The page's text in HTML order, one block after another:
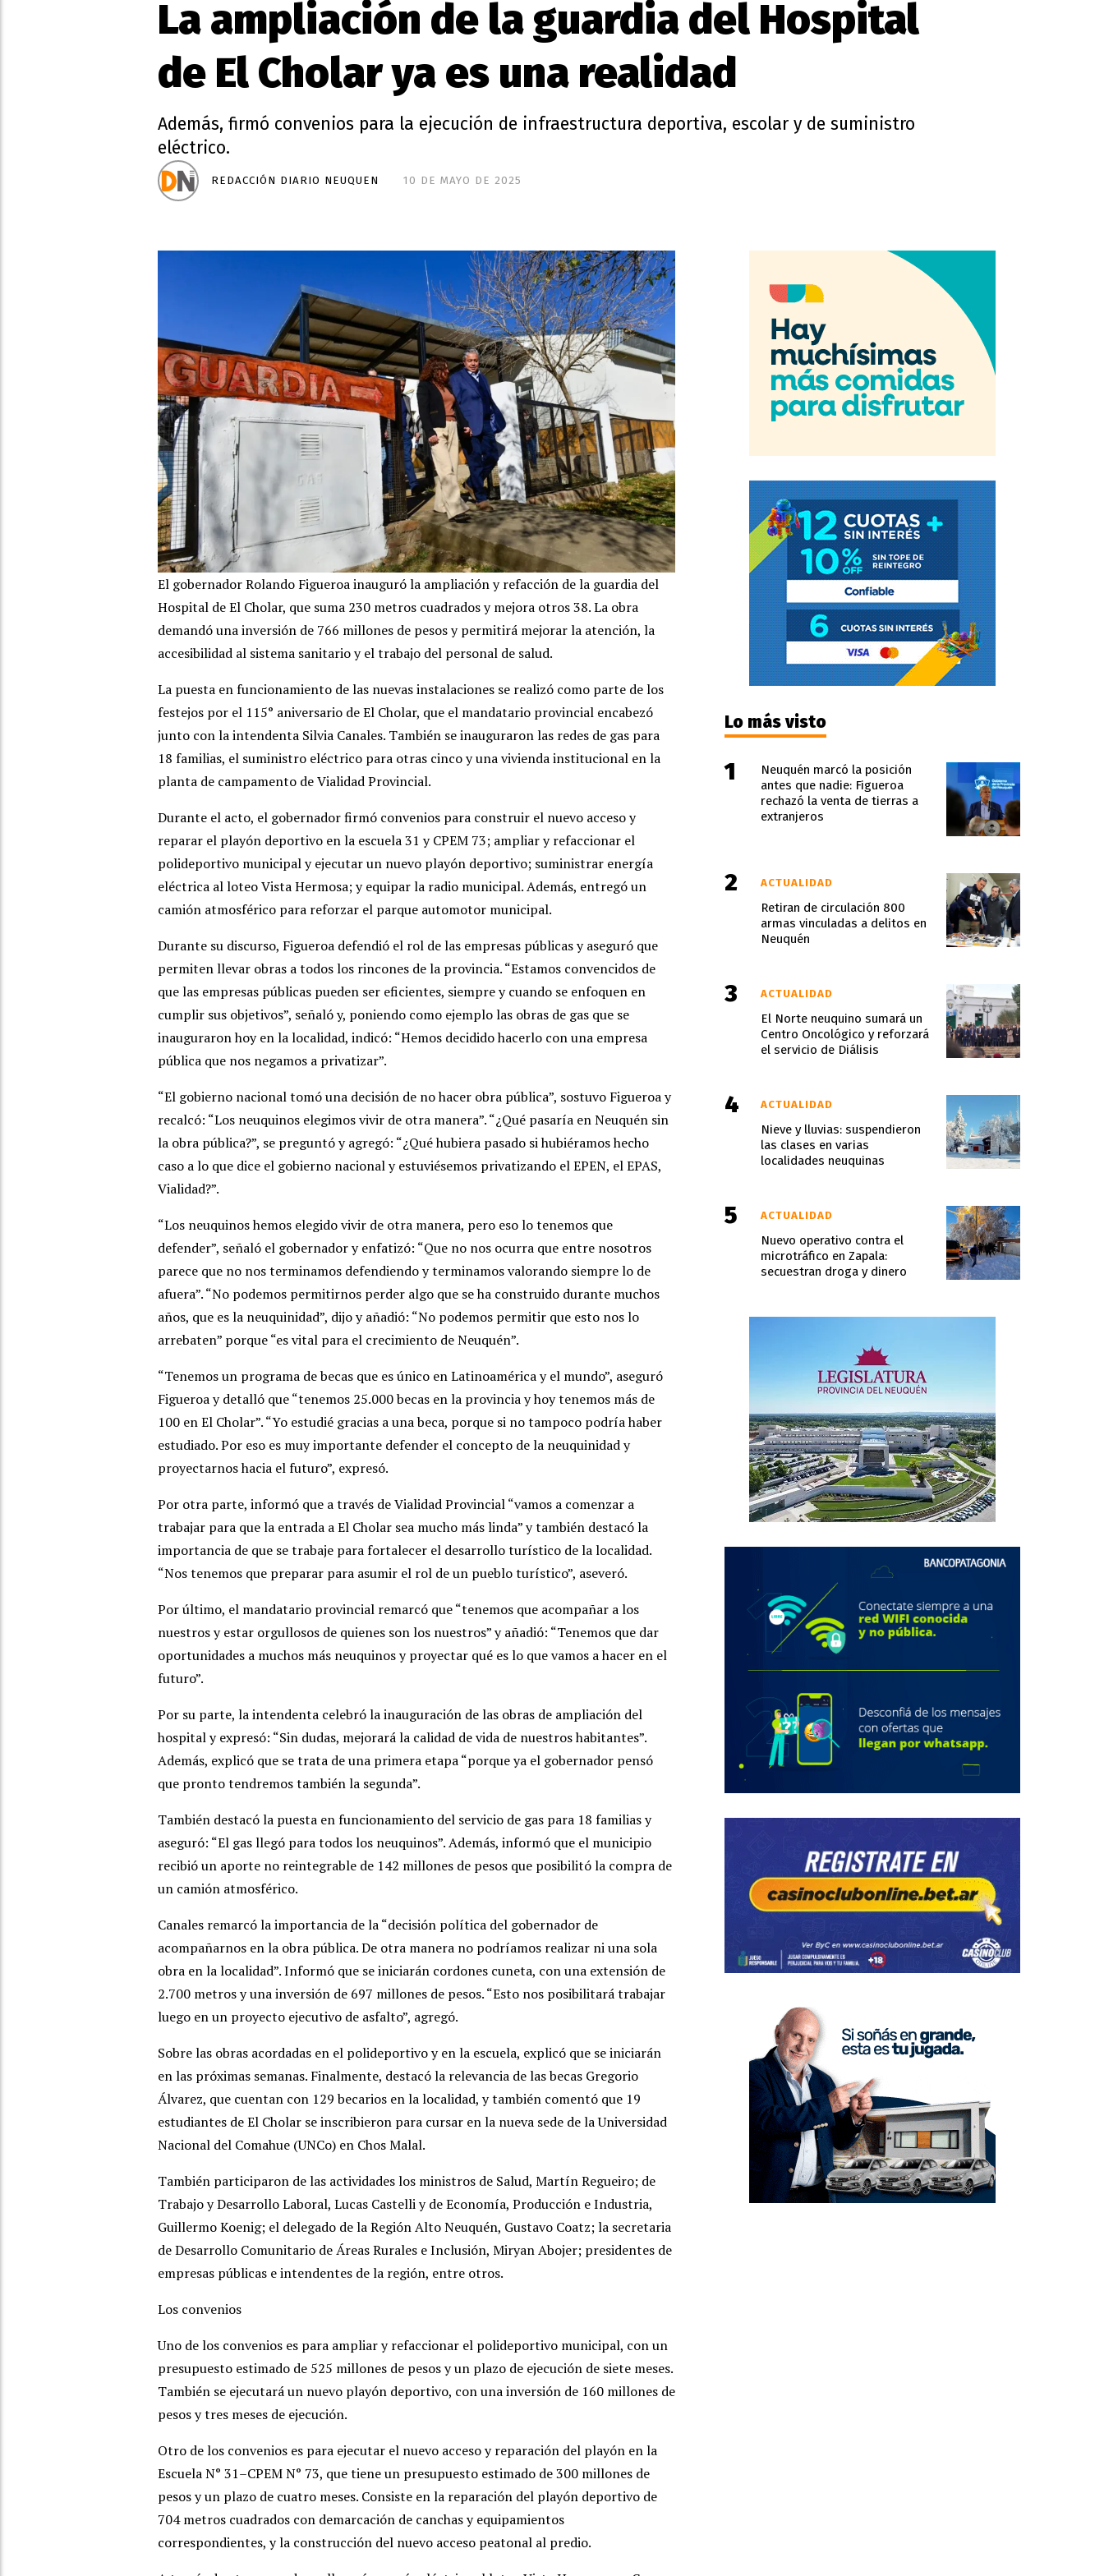
La ampliación de la guardia del Hospital
de El Cholar ya es una realidad
Además, firmó convenios para la ejecución de infraestructura deportiva, escolar y de suministro
eléctrico.
10 DE MAYO DE 2025
REDACCIÓN DIARIO NEUQUEN
El gobernador Rolando Figueroa inauguró la ampliación y refacción de la guardia del
Hospital de El Cholar, que suma 230 metros cuadrados y mejora otros 38. La obra
demandó una inversión de 766 millones de pesos y permitirá mejorar la atención, la
accesibilidad al sistema sanitario y el trabajo del personal de salud.
La puesta en funcionamiento de las nuevas instalaciones se realizó como parte de los
festejos por el 115° aniversario de El Cholar, que el mandatario provincial encabezó
junto con la intendenta Silvia Canales. También se inauguraron las redes de gas para
18 familias, el suministro eléctrico para otras cinco y una vivienda institucional en la
planta de campamento de Vialidad Provincial.
Durante el acto, el gobernador firmó convenios para construir el nuevo acceso y
reparar el playón deportivo en la escuela 31 y CPEM 73; ampliar y refaccionar el
polideportivo municipal y ejecutar un nuevo playón deportivo; suministrar energía
eléctrica al loteo Vista Hermosa; y equipar la radio municipal. Además, entregó un
camión atmosférico para reforzar el parque automotor municipal.
Durante su discurso, Figueroa defendió el rol de las empresas públicas y aseguró que
permiten llevar obras a todos los rincones de la provincia. “Estamos convencidos de
que las empresas públicas pueden ser eficientes, siempre y cuando se enfoquen en
cumplir sus objetivos”, señaló y, poniendo como ejemplo las obras de gas que se
inauguraron hoy en la localidad, indicó: “Hemos decidido hacerlo con una empresa
pública que nos negamos a privatizar”.
“El gobierno nacional tomó una decisión de no hacer obra pública”, sostuvo Figueroa y
recalcó: “Los neuquinos elegimos vivir de otra manera”. “¿Qué pasaría en Neuquén sin
la obra pública?”, se preguntó y agregó: “¿Qué hubiera pasado si hubiéramos hecho
caso a lo que dice el gobierno nacional y estuviésemos privatizando el EPEN, el EPAS,
Vialidad?”.
“Los neuquinos hemos elegido vivir de otra manera, pero eso lo tenemos que
defender”, señaló el gobernador y enfatizó: “Que no nos ocurra que entre nosotros
parece que no nos terminamos defendiendo y terminamos valorando siempre lo de
afuera”. “No podemos permitirnos perder algo que se ha construido durante muchos
años, que es la neuquinidad”, dijo y añadió: “No podemos permitir que esto nos lo
arrebaten” porque “es vital para el crecimiento de Neuquén”.
“Tenemos un programa de becas que es único en Latinoamérica y el mundo”, aseguró
Figueroa y detalló que “tenemos 25.000 becas en la provincia y hoy tenemos más de
100 en El Cholar”. “Yo estudié gracias a una beca, porque si no tampoco podría haber
estudiado. Por eso es muy importante defender el concepto de la neuquinidad y
proyectarnos hacia el futuro”, expresó.
Por otra parte, informó que a través de Vialidad Provincial “vamos a comenzar a
trabajar para que la entrada a El Cholar sea mucho más linda” y también destacó la
importancia de que se trabaje para fortalecer el desarrollo turístico de la localidad.
“Nos tenemos que preparar para asumir el rol de un pueblo turístico”, aseveró.
Por último, el mandatario provincial remarcó que “tenemos que acompañar a los
nuestros y estar orgullosos de quienes son los nuestros” y añadió: “Tenemos que dar
oportunidades a muchos más neuquinos y proyectar qué es lo que vamos a hacer en el
futuro”.
Por su parte, la intendenta celebró la inauguración de las obras de ampliación del
hospital y expresó: “Sin dudas, mejorará la calidad de vida de nuestros habitantes”.
Además, explicó que se trata de una primera etapa “porque ya el gobernador pensó
que pronto tendremos también la segunda”.
También destacó la puesta en funcionamiento del servicio de gas para 18 familias y
aseguró: “El gas llegó para todos los neuquinos”. Además, informó que el municipio
recibió un aporte no reintegrable de 142 millones de pesos que posibilitó la compra de
un camión atmosférico.
Canales remarcó la importancia de la “decisión política del gobernador de
acompañarnos en la obra pública. De otra manera no podríamos realizar ni una sola
obra en la localidad”. Informó que se iniciarán cordones cuneta, con una extensión de
2.700 metros y una inversión de 697 millones de pesos. “Esto nos posibilitará trabajar
luego en un proyecto ejecutivo de asfalto”, agregó.
Sobre las obras acordadas en el polideportivo y en la escuela, explicó que se iniciarán
en las próximas semanas. Finalmente, destacó la relevancia de las becas Gregorio
Álvarez, que cuentan con 129 becarios en la localidad, y también comentó que 19
estudiantes de El Cholar se inscribieron para cursar en la nueva sede de la Universidad
Nacional del Comahue (UNCo) en Chos Malal.
También participaron de las actividades los ministros de Salud, Martín Regueiro; de
Trabajo y Desarrollo Laboral, Lucas Castelli y de Economía, Producción e Industria,
Guillermo Koenig; el delegado de la Región Alto Neuquén, Gustavo Coatz; la secretaria
de Desarrollo Comunitario de Áreas Rurales e Inclusión, Miryan Abojer; presidentes de
empresas públicas e intendentes de la región, entre otros.
Los convenios
Uno de los convenios es para ampliar y refaccionar el polideportivo municipal, con un
presupuesto estimado de 525 millones de pesos y un plazo de ejecución de siete meses.
También se ejecutará un nuevo playón deportivo, con una inversión de 160 millones de
pesos y tres meses de ejecución.
Otro de los convenios es para ejecutar el nuevo acceso y reparación del playón en la
Escuela N° 31–CPEM N° 73, que tiene un presupuesto estimado de 300 millones de
pesos y un plazo de cuatro meses. Consiste en la reparación del playón deportivo de
704 metros cuadrados con demarcación de canchas y equipamientos
correspondientes, y la construcción del nuevo acceso peatonal al predio.
Lo más visto
Neuquén marcó la posición
antes que nadie: Figueroa
rechazó la venta de tierras a
extranjeros
Retiran de circulación 800
armas vinculadas a delitos en
Neuquén
ACTUALIDAD
El Norte neuquino sumará un
Centro Oncológico y reforzará
el servicio de Diálisis
ACTUALIDAD
Nieve y lluvias: suspendieron
las clases en varias
localidades neuquinas
ACTUALIDAD
Nuevo operativo contra el
microtráfico en Zapala:
secuestran droga y dinero
ACTUALIDAD